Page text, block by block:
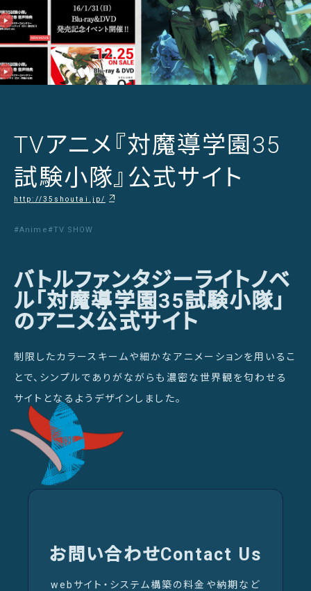
TVアニメ『対魔導学園35
試験小隊』公式サイト
http://35shoutai.jp/
#Anime #TV SHOW
バトルファンタジーライトノベ
ル「対魔導学園35試験小隊」
のアニメ公式サイト
制限したカラースキームや細かなアニメーションを用いるこ
とで、シンプルでありがながらも濃密な世界観を匂わせる
サイトとなるようデザインしました。
お問い合わせContact Us
webサイト・システム構築の料金や納期など